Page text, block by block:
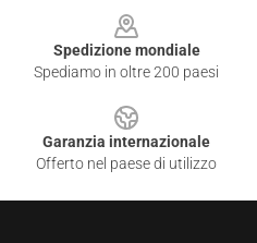
Spedizione mondiale
Spediamo in oltre 200 paesi
Garanzia internazionale
Offerto nel paese di utilizzo